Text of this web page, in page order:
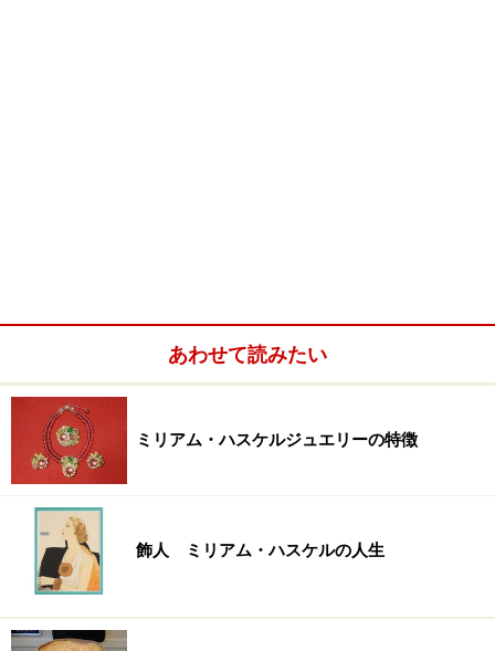
あわせて読みたい
ミリアム・ハスケルジュエリーの特徴
飾人 ミリアム・ハスケルの人生